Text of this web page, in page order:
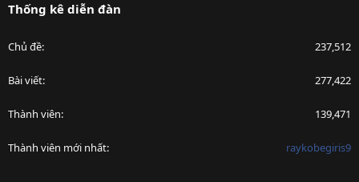
Thống kê diễn đàn
Chủ đề 237,512
Bài viết 277,422
Thành viên 139,471
Thành viên mới nhất raykobegiris9